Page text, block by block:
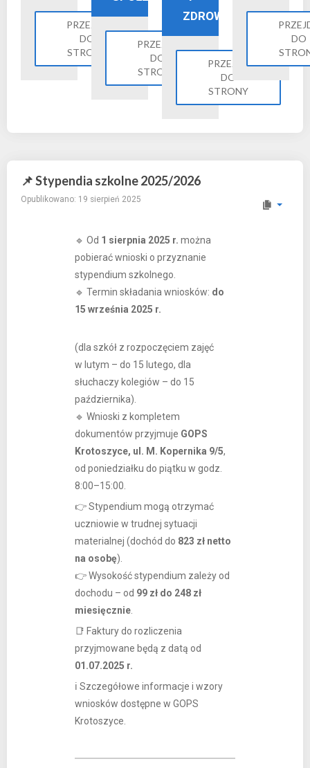
PRZEJDŹ
DO
STRONY
PRZEJDŹ
DO
STRONY
ZDROWIE
PRZEJDŹ
DO
STRONY
DO
📌 Stypendia szkolne 2025/2026
Opublikowano: 19 sierpień 2025
🔹 Od 1 sierpnia 2025 r. można
pobierać wnioski o przyznanie
stypendium szkolnego.
🔹 Termin składania wniosków: do
15 września 2025 r.
(dla szkół z rozpoczęciem zajęć
w lutym – do 15 lutego, dla
słuchaczy kolegiów – do 15
października).
🔹 Wnioski z kompletem
dokumentów przyjmuje GOPS
Krotoszyce, ul. M. Kopernika 9/5,
od poniedziałku do piątku w godz.
8:00–15:00.
👉 Stypendium mogą otrzymać
uczniowie w trudnej sytuacji
materialnej (dochód do 823 zł netto
na osobę).
👉 Wysokość stypendium zależy od
dochodu – od 99 zł do 248 zł
miesięcznie.
📑 Faktury do rozliczenia
przyjmowane będą z datą od
01.07.2025 r.
ℹ️ Szczegółowe informacje i wzory
wniosków dostępne w GOPS
Krotoszyce.